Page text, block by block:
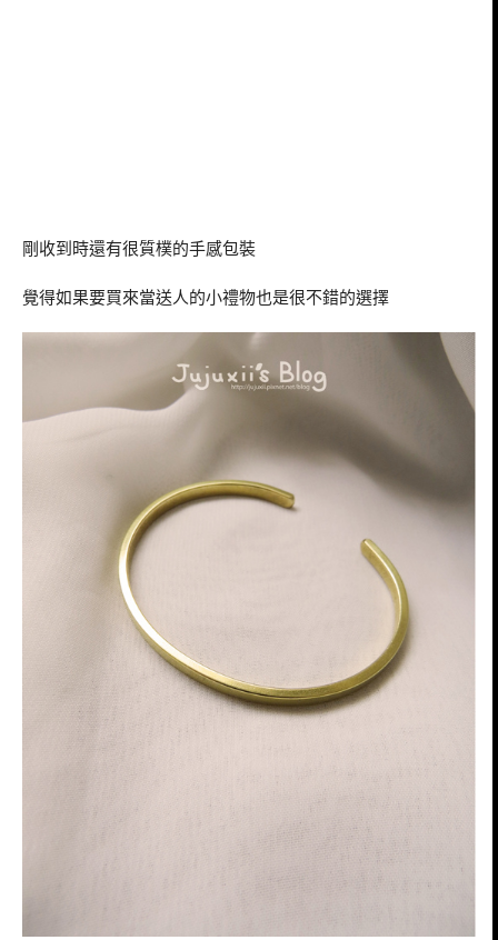
剛收到時還有很質樸的手感包裝
覺得如果要買來當送人的小禮物也是很不錯的選擇